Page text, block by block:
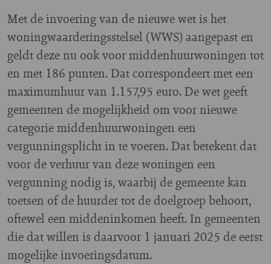
Met de invoering van de nieuwe wet is het
woningwaarderingsstelsel (WWS) aangepast en
geldt deze nu ook voor middenhuurwoningen tot
en met 186 punten. Dat correspondeert met een
maximumhuur van 1.157,95 euro. De wet geeft
gemeenten de mogelijkheid om voor nieuwe
categorie middenhuurwoningen een
vergunningsplicht in te voeren. Dat betekent dat
voor de verhuur van deze woningen een
vergunning nodig is, waarbij de gemeente kan
toetsen of de huurder tot de doelgroep behoort,
oftewel een middeninkomen heeft. In gemeenten
die dat willen is daarvoor 1 januari 2025 de eerst
mogelijke invoeringsdatum.